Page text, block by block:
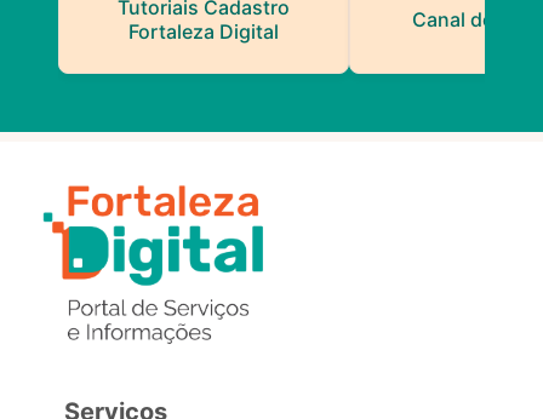
Tutoriais Cadastro
Fortaleza Digital
Canal do
Serviços